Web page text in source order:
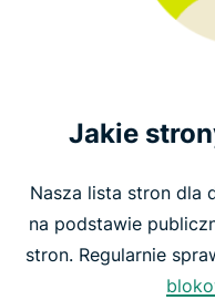
Jakie
Nasza lista stron dla
na podstawie
stron. Regularnie